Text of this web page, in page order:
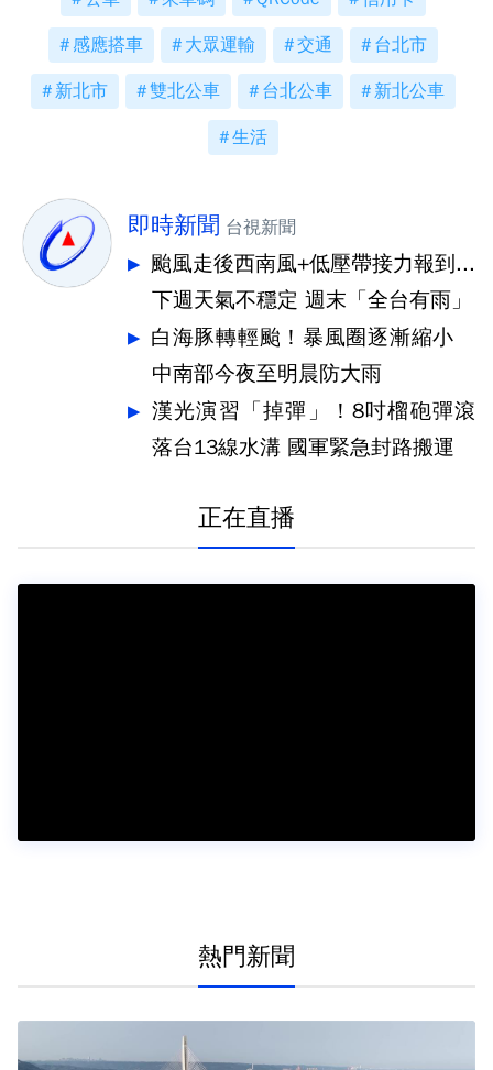
感應搭車 大眾運輸 交通 台北市
新北市 雙北公車 台北公車 新北公車
生活
即時新聞 台視新聞
颱風走後西南風+低壓帶接力報到...
下週天氣不穩定 週末「全台有雨」
白海豚轉輕颱！暴風圈逐漸縮小
中南部今夜至明晨防大雨
漢光演習「掉彈」！8吋榴砲彈滾
落台13線水溝 國軍緊急封路搬運
正在直播
熱門新聞